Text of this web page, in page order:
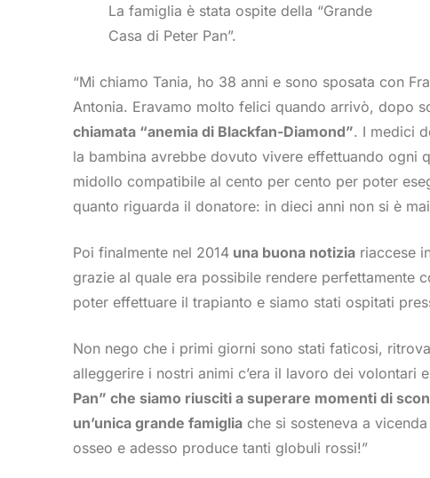
La famiglia è stata ospite della “Grande
Casa di Peter Pan”.
“Mi chiamo Tania, ho 38 anni e sono sposata con
Antonia. Eravamo molto felici quando arrivò, dopo
chiamata “anemia di Blackfan-Diamond”. I medici
la bambina avrebbe dovuto vivere effettuando ogni
midollo compatibile al cento per cento per poter
quanto riguarda il donatore: in dieci anni non si è
Poi finalmente nel 2014 una buona notizia riaccese
grazie al quale era possibile rendere
poter effettuare il trapianto e siamo stati ospitati
Non nego che i primi giorni sono stati faticosi,
alleggerire i nostri animi c’era il lavoro dei volontari
Pan” che siamo riusciti a superare momenti di
un’unica grande famiglia che si sosteneva a
osseo e adesso produce tanti globuli rossi!”